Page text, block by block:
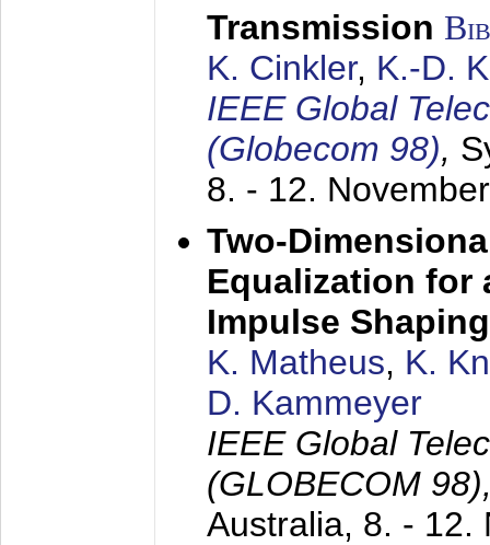
Transmission
K. Cinkler, K.-D.
IEEE Global
(Globecom 98),
8. - 12.
Two-
Equalization for
Impulse
K. Matheus, K.
D. Kammeyer
IEEE Global
(GLOBECOM
Australia, 8. - 12.